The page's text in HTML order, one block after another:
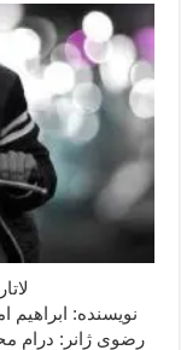
نویسنده: